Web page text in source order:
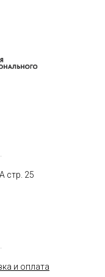
стр. 25
и оплата